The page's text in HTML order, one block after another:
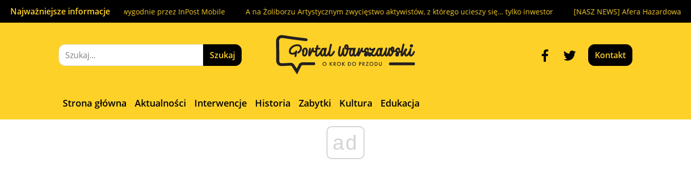
Najważniejsze informacje
do końca. Nadaj wygodnie przez InPost Mobile A na Żoliborzu Artystycznym zwycięstwo aktywistów, z którego ucieszy się… tylko inwestor [NASZ NEWS] Afera Hazardowa wraca na
Kontakt
Strona główna Aktualności Interwencje Historia Zabytki Kultura Edukacja
ad